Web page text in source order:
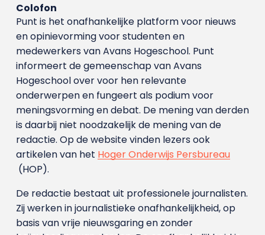
Colofon
Punt is het onafhankelijke platform voor nieuws
en opinievorming voor studenten en
medewerkers van Avans Hoge­school. Punt
informeert de gemeenschap van Avans
Hogeschool over voor hen relevante
onderwerpen en fungeert als podium voor
meningsvorming en debat. De mening van derden
is daarbij niet noodzakelijk de mening van de
redactie. Op de website vinden lezers ook
artikelen van het Hoger Onderwijs Persbureau
(HOP).
De redactie bestaat uit professionele journalisten.
Zij werken in journalistieke onafhankelijkheid, op
basis van vrije nieuwsgaring en zonder